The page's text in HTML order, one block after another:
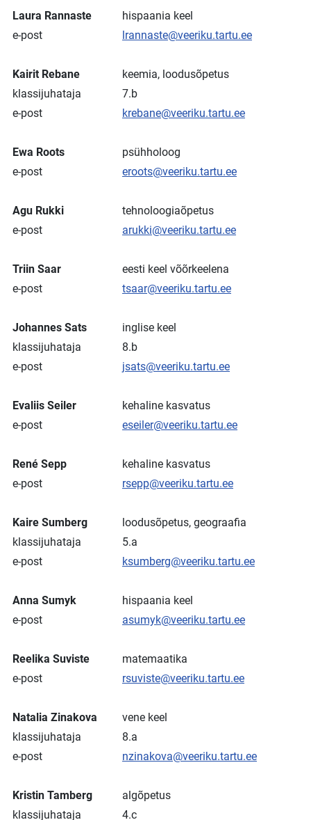
Laura Rannaste
hispaania keel
e-post
lrannaste@veeriku.tartu.ee
Kairit Rebane
keemia, loodusõpetus
klassijuhataja
7.b
e-post
krebane@veeriku.tartu.ee
Ewa Roots
psühholoog
e-post
eroots@veeriku.tartu.ee
Agu Rukki
tehnoloogiaõpetus
e-post
arukki@veeriku.tartu.ee
Triin Saar
eesti keel võõrkeelena
e-post
tsaar@veeriku.tartu.ee
Johannes Sats
inglise keel
klassijuhataja
8.b
e-post
jsats@veeriku.tartu.ee
Evaliis Seiler
kehaline kasvatus
e-post
eseiler@veeriku.tartu.ee
René Sepp
kehaline kasvatus
e-post
rsepp@veeriku.tartu.ee
Kaire Sumberg
loodusõpetus, geograafia
klassijuhataja
5.a
e-post
ksumberg@veeriku.tartu.ee
Anna Sumyk
hispaania keel
e-post
asumyk@veeriku.tartu.ee
Reelika Suviste
matemaatika
e-post
rsuviste@veeriku.tartu.ee
Natalia Zinakova
vene keel
klassijuhataja
8.a
e-post
nzinakova@veeriku.tartu.ee
Kristin Tamberg
algõpetus
klassijuhataja
4.c